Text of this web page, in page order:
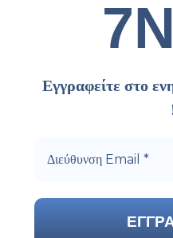
Εγγραφείτε στο